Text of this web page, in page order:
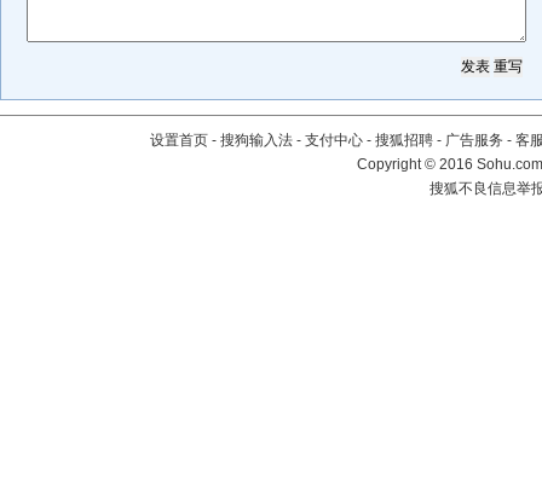
设置首页 - 搜狗输入法 - 支付中心 - 搜狐招聘 - 广告服务 - 客
Copyright©2016
搜狐不良信息举